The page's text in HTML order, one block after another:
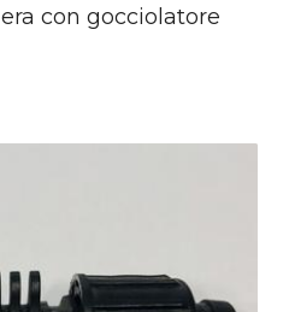
con gocciolatore